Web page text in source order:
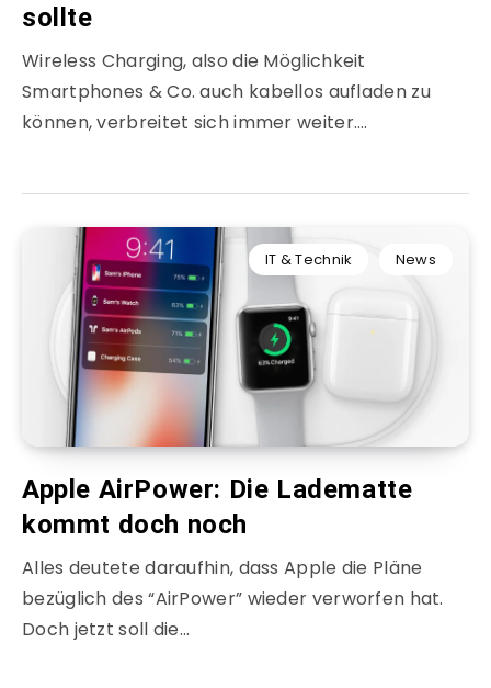
sollte
Wireless Charging, also die Möglichkeit
Smartphones & Co. auch kabellos aufladen zu
können, verbreitet sich immer weiter….
IT & Technik News
Apple AirPower: Die Ladematte
kommt doch noch
Alles deutete daraufhin, dass Apple die Pläne
bezüglich des “AirPower” wieder verworfen hat.
Doch jetzt soll die…